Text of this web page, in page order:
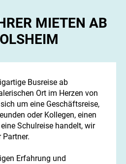
MIETEN AB
Busreise ab
Ort im Herzen von
um eine Geschäftsreise,
oder Kollegen, einen
Schulreise handelt, wir
Erfahrung und